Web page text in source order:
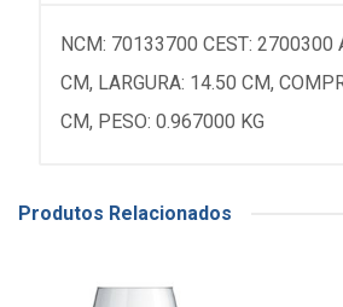
NCM: 70133700 CEST: 2700300
CM, LARGURA: 14.50 CM,
CM, PESO: 0.967000 KG
Produtos Relacionados